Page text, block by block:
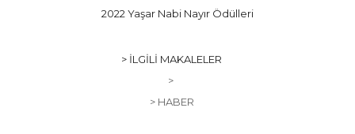
2022 Yaşar Nabi Nayır Ödülleri
> İLGILI MAKALELER
>
> HABER